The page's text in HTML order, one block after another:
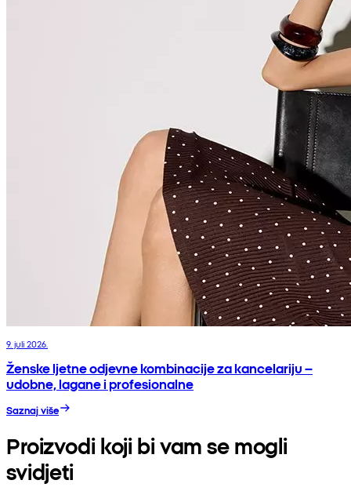
9. juli 2026.
Ženske ljetne odjevne kombinacije za kancelariju –
udobne, lagane i profesionalne
Saznaj više
Proizvodi koji bi vam se mogli
svidjeti